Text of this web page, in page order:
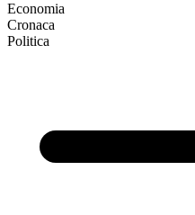
Economia
Cronaca
Politica